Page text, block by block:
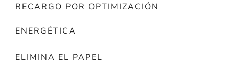
RECARGO POR OPTIMIZACIÓN
ENERGÉTICA
ELIMINA EL PAPEL